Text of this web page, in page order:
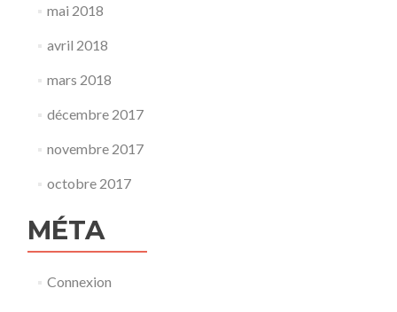
mai 2018
avril 2018
mars 2018
décembre 2017
novembre 2017
octobre 2017
MÉTA
Connexion